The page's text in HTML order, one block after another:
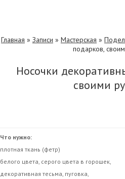
Главная » Записи » Мастерская »
подарков,
Носочки
своими
Что нужно:
плотная ткань (фетр)
белого цвета, серого цвета в горошек,
декоративная тесьма, пуговка,